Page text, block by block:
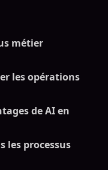
métier
les opérations
de AI en
les processus